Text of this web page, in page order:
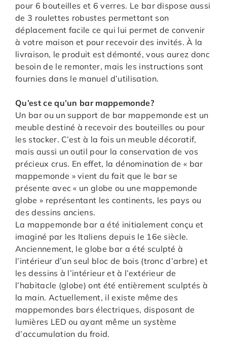
pour 6 bouteilles et 6 verres. Le bar dispose aussi
de 3 roulettes robustes permettant son
déplacement facile ce qui lui permet de convenir
à votre maison et pour recevoir des invités. À la
livraison, le produit est démonté, vous aurez donc
besoin de le remonter, mais les instructions sont
fournies dans le manuel d’utilisation.
Qu’est ce qu’un bar mappemonde?
Un bar ou un support de bar mappemonde est un
meuble destiné à recevoir des bouteilles ou pour
les stocker. C’est à la fois un meuble décoratif,
mais aussi un outil pour la conservation de vos
précieux crus. En effet, la dénomination de « bar
mappemonde » vient du fait que le bar se
présente avec « un globe ou une mappemonde
globe » représentant les continents, les pays ou
des dessins anciens.
La mappemonde bar a été initialement conçu et
imaginé par les Italiens depuis le 16e siècle.
Anciennement, le globe bar a été sculpté à
l’intérieur d’un seul bloc de bois (tronc d’arbre) et
les dessins à l’intérieur et à l’extérieur de
l’habitacle (globe) ont été entièrement sculptés à
la main. Actuellement, il existe même des
mappemondes bars électriques, disposant de
lumières LED ou ayant même un système
d’accumulation du froid.